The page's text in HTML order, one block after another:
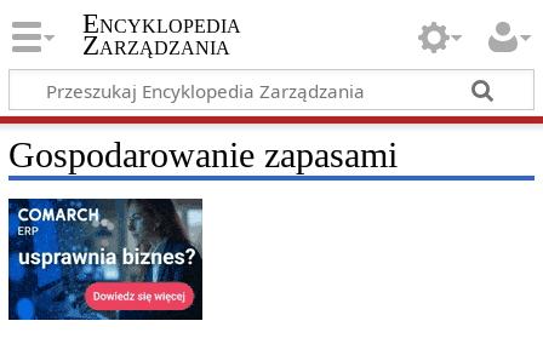
Encyklopedia
Zarządzania
Gospodarowanie zapasami